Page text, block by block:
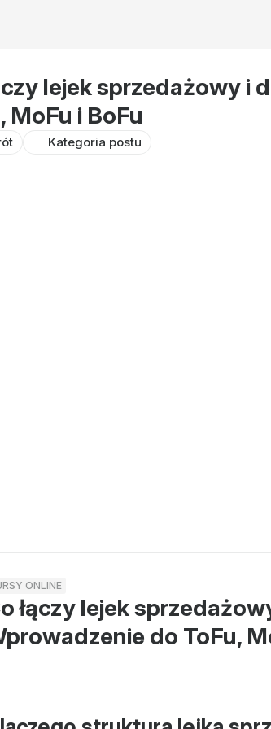
lejek sprzedażowy i
MoFu i BoFu
Kategoria postu
ONLINE
łączy lejek
do ToFu,